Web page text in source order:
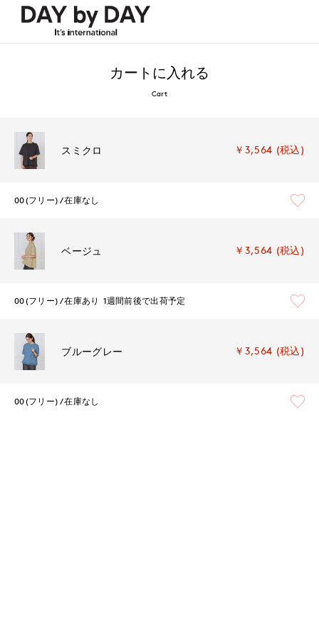
カートに入れる
Cart
スミクロ ￥3,564 (税込)
00(フリー) 在庫なし
ベージュ ￥3,564 (税込)
00(フリー) 在庫あり 1週間前後で出荷予定
ブルーグレー ￥3,564 (税込)
00(フリー) 在庫なし